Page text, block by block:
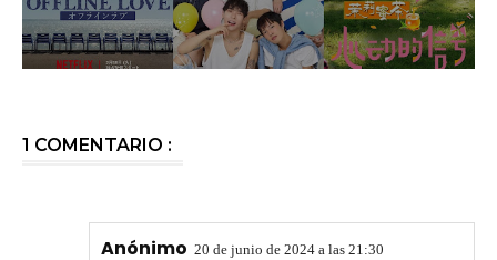
1 COMENTARIO :
Anónimo 20 de junio de 2024 a las 21:30